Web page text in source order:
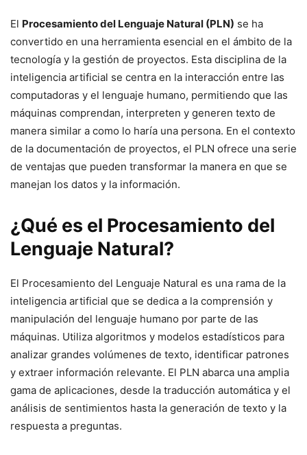
El Procesamiento del Lenguaje Natural (PLN) se ha
convertido en una herramienta esencial en el ámbito de la
tecnología y la gestión de proyectos. Esta disciplina de la
inteligencia artificial se centra en la interacción entre las
computadoras y el lenguaje humano, permitiendo que las
máquinas comprendan, interpreten y generen texto de
manera similar a como lo haría una persona. En el contexto
de la documentación de proyectos, el PLN ofrece una serie
de ventajas que pueden transformar la manera en que se
manejan los datos y la información.
¿Qué es el Procesamiento del
Lenguaje Natural?
El Procesamiento del Lenguaje Natural es una rama de la
inteligencia artificial que se dedica a la comprensión y
manipulación del lenguaje humano por parte de las
máquinas. Utiliza algoritmos y modelos estadísticos para
analizar grandes volúmenes de texto, identificar patrones
y extraer información relevante. El PLN abarca una amplia
gama de aplicaciones, desde la traducción automática y el
análisis de sentimientos hasta la generación de texto y la
respuesta a preguntas.